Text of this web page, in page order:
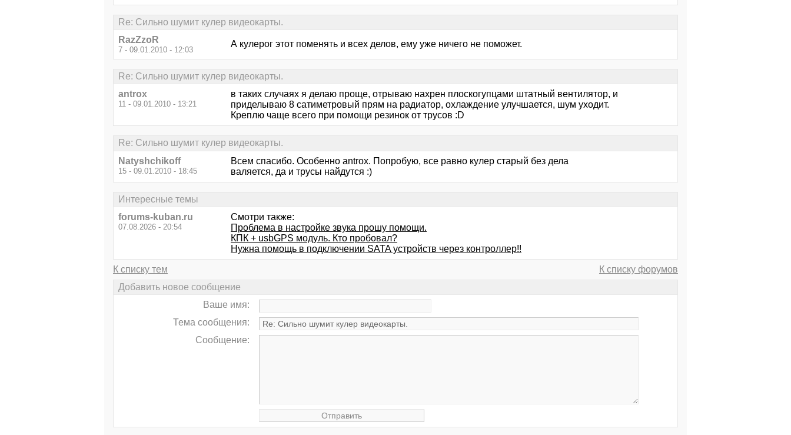
Re: Сильно шумит кулер видеокарты.
RazZzoR
7 - 09.01.2010 - 12:03
А кулерог этот поменять и всех делов, ему уже ничего не поможет.
Re: Сильно шумит кулер видеокарты.
antrox
11 - 09.01.2010 - 13:21
в таких случаях я делаю проще, отрываю нахрен плоскогупцами штатный вентилятор, и
приделываю 8 сатиметровый прям на радиатор, охлаждение улучшается, шум уходит.
Креплю чаще всего при помощи резинок от трусов :D
Re: Сильно шумит кулер видеокарты.
Natyshchikoff
15 - 09.01.2010 - 18:45
Всем спасибо. Особенно antrox. Попробую, все равно кулер старый без дела
валяется, да и трусы найдутся :)
Интересные темы
forums-kuban.ru
07.08.2026 - 20:54
Смотри также:
Проблема в настройке звука прошу помощи.
КПК + usbGPS модуль. Кто пробовал?
Нужна помощь в подключении SATA устройств через контроллер!!
К списку тем
К списку форумов
Добавить новое сообщение
Ваше имя:
Тема сообщения:
Сообщение: